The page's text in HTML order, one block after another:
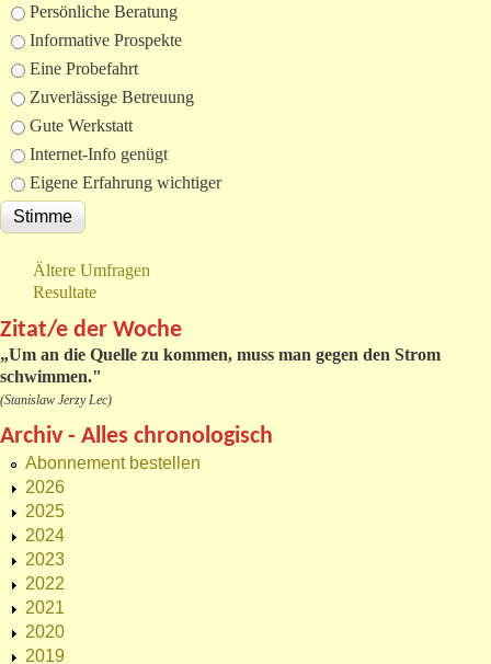
Auswahlmöglichkeiten
Persönliche Beratung
Informative Prospekte
Eine Probefahrt
Zuverlässige Betreuung
Gute Werkstatt
Internet-Info genügt
Eigene Erfahrung wichtiger
Ältere Umfragen
Resultate
Zitat/e der Woche
„Um an die Quelle zu kommen, muss man gegen den Strom
schwimmen."
(Stanislaw Jerzy Lec)
Archiv - Alles chronologisch
Abonnement bestellen
2026
2025
2024
2023
2022
2021
2020
2019